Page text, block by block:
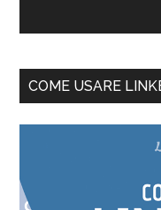
COME USARE